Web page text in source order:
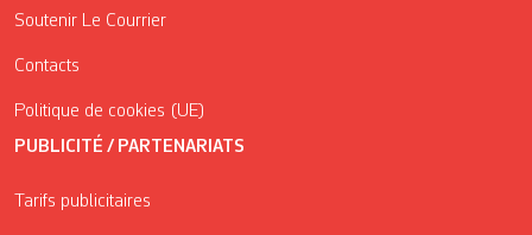
Soutenir Le Courrier
Contacts
Politique de cookies (UE)
PUBLICITÉ / PARTENARIATS
Tarifs publicitaires